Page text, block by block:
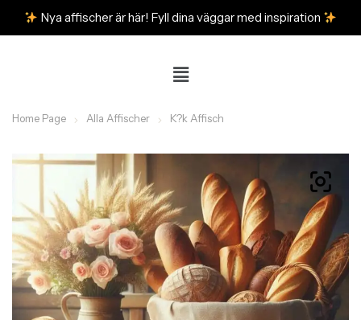
Nya affischer är här! Fyll dina väggar med inspiration
Home Page Alla Affischer K?k Affisch